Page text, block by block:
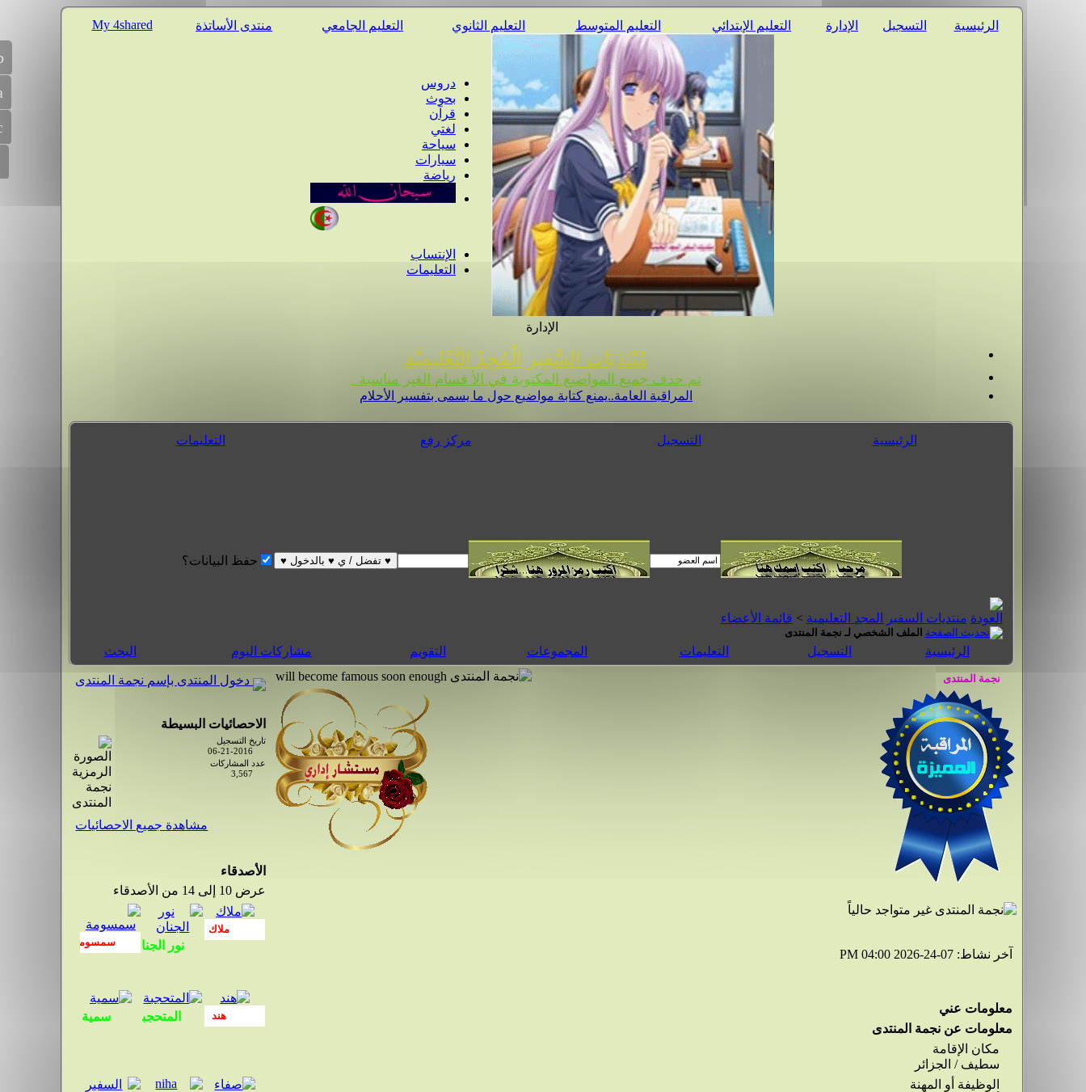
الرئيسية التسجيل الإدارة التعليم الإبتدائي التعليم المتوسط التعليم الثانوي التعليم الجامعي منتدى الأساتذة My 4shared
دروس
بحوث
قرآن
لغتي
سياحة
سيارات
رياضة
الإنتساب
التعليمات
الإدارة
مُنْتَدَيَات السَّفِير الْمُجِدّ التَّعْلِيمِيَّة
تم حدف جميع المواضيع المكتوبة في الأ قسام الغير مناسبة .
المراقبة العامة..يمنع كتابة مواضيع حول ما يسمى بتفسير الأحلام
الرئيسية التسجيل مركز رفع التعليمات
حفظ البيانات؟
منتديات السفير المجد التعليمية > قائمة الأعضاء
الملف الشخصي لـ نجمة المنتدى
الرئيسية التسجيل التعليمات المجموعات التقويم مشاركات اليوم البحث
آخر نشاط: 07-24-2026
04:00 PM
معلومات عني
معلومات عن نجمة المنتدى
مكان الإقامة
سطيف / الجزائر
الوظيفة أو المهنة
دخول المنتدى بإسم نجمة المنتدى
الاحصائيات البسيطة
تاريخ التسجيل
06-21-2016
عدد المشاركات
3,567
مشاهدة جميع الاحصائيات
الأصدقاء
عرض 10 إلى 14 من الأصدقاء